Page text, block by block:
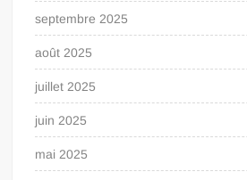
septembre 2025
août 2025
juillet 2025
juin 2025
mai 2025